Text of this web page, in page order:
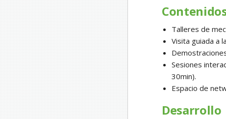
Talleres de
Visita guiada a
Sesiones
30min).
Espacio de
Desarrollo